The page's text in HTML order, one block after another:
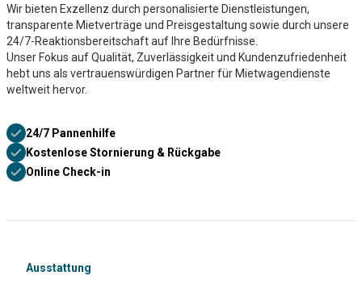
Wir bieten Exzellenz durch personalisierte Dienstleistungen,
transparente Mietverträge und Preisgestaltung sowie durch unsere
24/7-Reaktionsbereitschaft auf Ihre Bedürfnisse.
Unser Fokus auf Qualität, Zuverlässigkeit und Kundenzufriedenheit
hebt uns als vertrauenswürdigen Partner für Mietwagendienste
weltweit hervor.
24/7 Pannenhilfe
Kostenlose Stornierung & Rückgabe
Online Check-in
Ausstattung